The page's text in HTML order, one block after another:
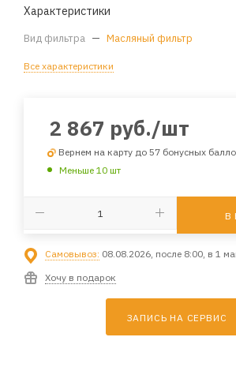
Характеристики
Вид фильтра — Масляный фильтр
Все характеристики
2 867 руб./шт
Вернем на карту до 57 бонусных
Меньше 10 шт
В
Самовывоз: 08.08.2026, после 8:00, в 1
Хочу в подарок
ЗАПИСЬ НА СЕРВИС